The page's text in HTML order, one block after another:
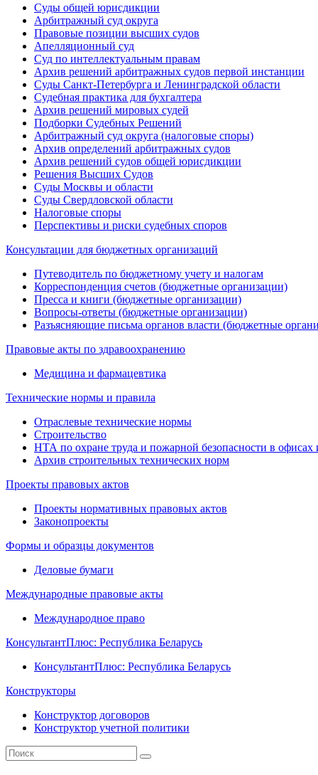
Суды общей юрисдикции
Арбитражный суд округа
Правовые позиции высших судов
Апелляционный суд
Суд по интеллектуальным правам
Архив решений арбитражных судов первой инстанции
Суды Санкт-Петербурга и Ленинградской области
Судебная практика для бухгалтера
Архив решений мировых судей
Подборки Судебных Решений
Арбитражный суд округа (налоговые споры)
Архив определений арбитражных судов
Архив решений судов общей юрисдикции
Решения Высших Судов
Суды Москвы и области
Суды Свердловской области
Налоговые споры
Перспективы и риски судебных споров
Консультации для бюджетных организаций
Путеводитель по бюджетному учету и налогам
Корреспонденция счетов (бюджетные организации)
Пресса и книги (бюджетные организации)
Вопросы-ответы (бюджетные организации)
Разъясняющие письма органов власти (бюджетные
Правовые акты по здравоохранению
Медицина и фармацевтика
Технические нормы и правила
Отраслевые технические нормы
Строительство
НТА по охране труда и пожарной безопасности в
Архив строительных технических норм
Проекты правовых актов
Проекты нормативных правовых актов
Законопроекты
Формы и образцы документов
Деловые бумаги
Международные правовые акты
Международное право
КонсультантПлюс: Республика Беларусь
КонсультантПлюс: Республика Беларусь
Конструкторы
Конструктор договоров
Конструктор учетной политики